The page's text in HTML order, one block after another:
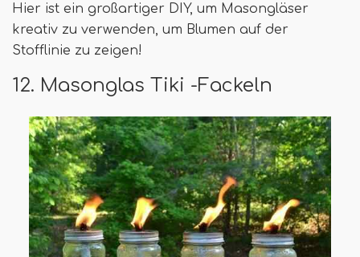
Hier ist ein großartiger DIY, um Masongläser
kreativ zu verwenden, um Blumen auf der
Stofflinie zu zeigen!
12. Masonglas Tiki -Fackeln